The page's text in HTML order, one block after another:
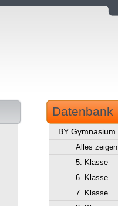
Datenbank
BY Gymnasium
Alles zeigen
5. Klasse
6. Klasse
7. Klasse